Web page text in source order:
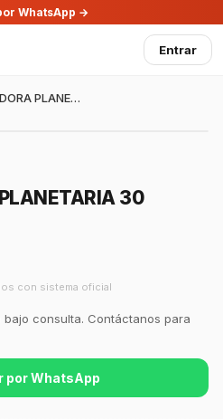
WhatsApp →
Entrar
RHINO BATIDORA PLANETARIA 30 LITROS
30
con sistema oficial
consulta. Contáctanos para
por WhatsApp